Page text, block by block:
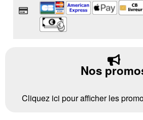
Nos
Cliquez ici pour afficher les